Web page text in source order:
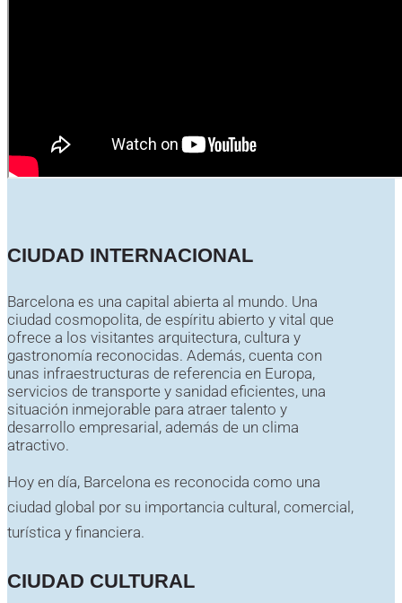
CIUDAD INTERNACIONAL
Barcelona es una capital abierta al mundo. Una
ciudad cosmopolita, de espíritu abierto y vital que
ofrece a los visitantes arquitectura, cultura y
gastronomía reconocidas. Además, cuenta con
unas infraestructuras de referencia en Europa,
servicios de transporte y sanidad eficientes, una
situación inmejorable para atraer talento y
desarrollo empresarial, además de un clima
atractivo.
Hoy en día, Barcelona es reconocida como una
ciudad global por su importancia cultural, comercial,
turística y financiera.
CIUDAD CULTURAL